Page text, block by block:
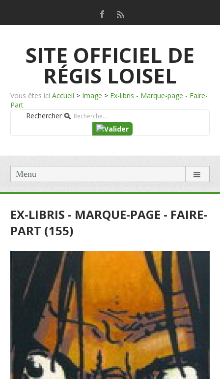
SITE OFFICIEL DE
RÉGIS LOISEL
Vous êtes ici Accueil > Image > Ex-libris - Marque-page - Faire-
Part
Rechercher
Menu
EX-LIBRIS - MARQUE-PAGE - FAIRE-
PART (155)